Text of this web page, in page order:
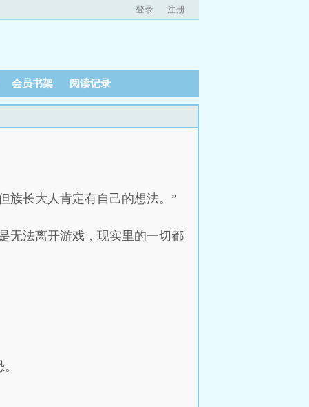
登录 注册
会员书架 阅读记录
族长大人肯定有自己的想法。”
无法离开游戏，现实里的一切都